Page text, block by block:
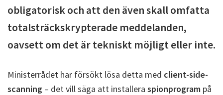
obligatorisk och att den även skall omfatta
totalsträckskrypterade meddelanden,
oavsett om det är tekniskt möjligt eller inte.
Ministerrådet har försökt lösa detta med client-side-
scanning – det vill säga att installera spionprogram på